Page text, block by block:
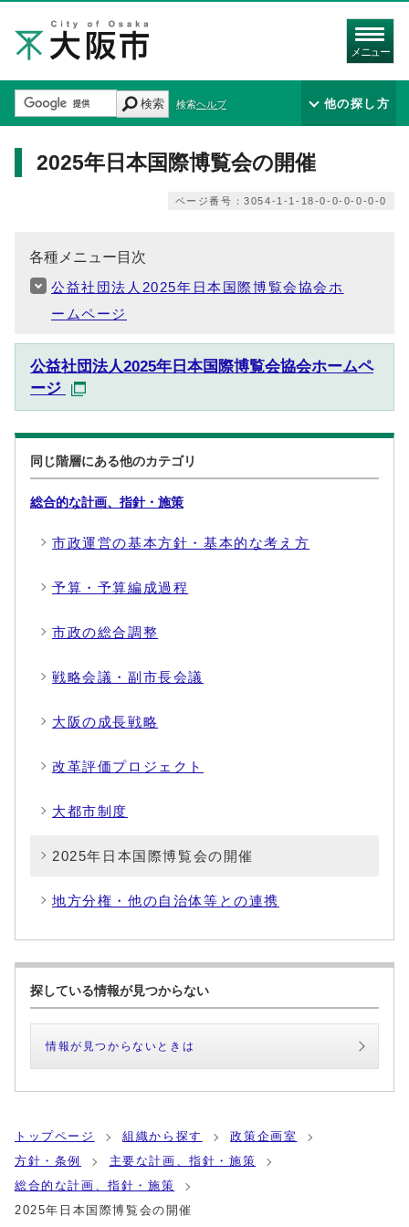
メニュー
検索 検索ヘルプ 他の探し方
2025年日本国際博覧会の開催
ページ番号：3054-1-1-18-0-0-0-0-0-0
各種メニュー目次
公益社団法人2025年日本国際博覧会協会ホ
ームページ
公益社団法人2025年日本国際博覧会協会ホームペ
ージ
同じ階層にある他のカテゴリ
総合的な計画、指針・施策
市政運営の基本方針・基本的な考え方
予算・予算編成過程
市政の総合調整
戦略会議・副市長会議
大阪の成長戦略
改革評価プロジェクト
大都市制度
2025年日本国際博覧会の開催
地方分権・他の自治体等との連携
探している情報が見つからない
情報が見つからないときは
トップページ 組織から探す
政策企画室
方針・条例
主要な計画、指針・施策
総合的な計画、指針・施策
2025年日本国際博覧会の開催